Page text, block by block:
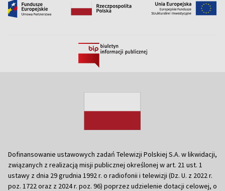
Dofinansowanie ustawowych zadań Telewizji Polskiej S.A. w likwidacji,
związanych z realizacją misji publicznej określonej w art. 21 ust. 1
ustawy z dnia 29 grudnia 1992 r. o radiofonii i telewizji (Dz. U. z 2022 r.
poz. 1722 oraz z 2024 r. poz. 96) poprzez udzielenie dotacji celowej, o